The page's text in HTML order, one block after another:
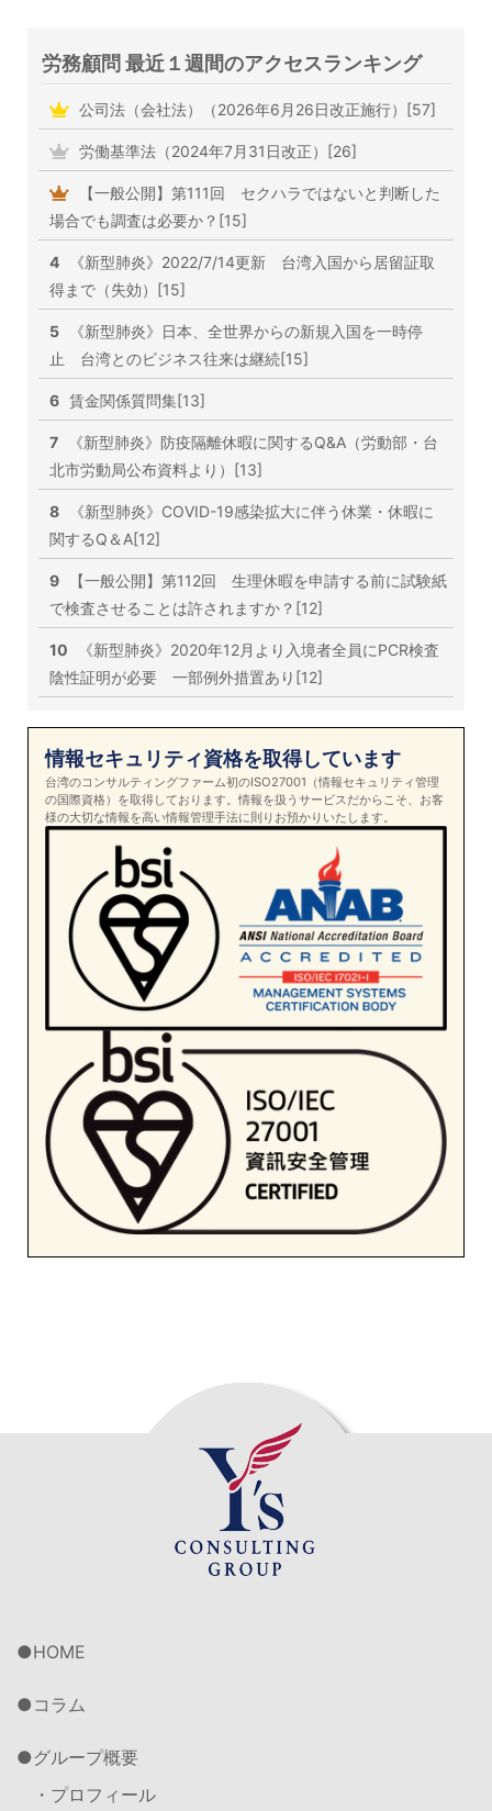
労務顧問 最近１週間のアクセスランキング
公司法（会社法）（2026年6月26日改正施行）[57]
労働基準法（2024年7月31日改正）[26]
【一般公開】第111回 セクハラではないと判断した
場合でも調査は必要か？[15]
4
《新型肺炎》2022/7/14更新 台湾入国から居留証取
得まで（失効）[15]
5
《新型肺炎》日本、全世界からの新規入国を一時停
止 台湾とのビジネス往来は継続[15]
6 賃金関係質問集[13]
7
《新型肺炎》防疫隔離休暇に関するQ&A（労動部・台
北市労動局公布資料より）[13]
8
《新型肺炎》COVID-19感染拡大に伴う休業・休暇に
関するQ＆A[12]
9
【一般公開】第112回 生理休暇を申請する前に試験紙
で検査させることは許されますか？[12]
10
《新型肺炎》2020年12月より入境者全員にPCR検査
陰性証明が必要 一部例外措置あり[12]
情報セキュリティ資格を取得しています
台湾のコンサルティングファーム初のISO27001（情報セキュリティ管理
の国際資格）を取得しております。情報を扱うサービスだからこそ、お客
様の大切な情報を高い情報管理手法に則りお預かりいたします。
HOME
コラム
グループ概要
・プロフィール